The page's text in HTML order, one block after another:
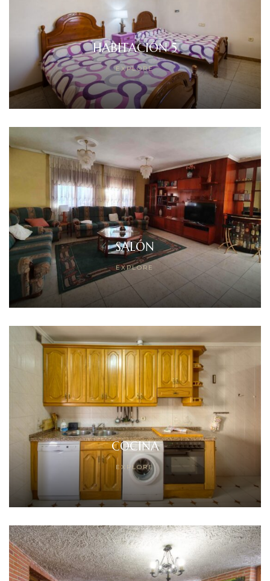
HABITACIÓN 5
EXPLORE
SALÓN
EXPLORE
COCINA
EXPLORE